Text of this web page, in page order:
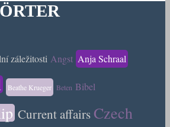
záležitosti Angst Anja Schraal
Beathe Krueger Beten Bibel
Current affairs Czech